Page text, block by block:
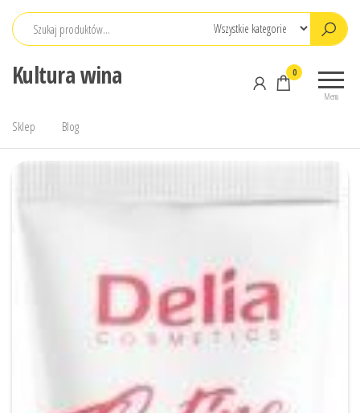
Przejdź
Kultura wina
Menu
0
Sklep Blog